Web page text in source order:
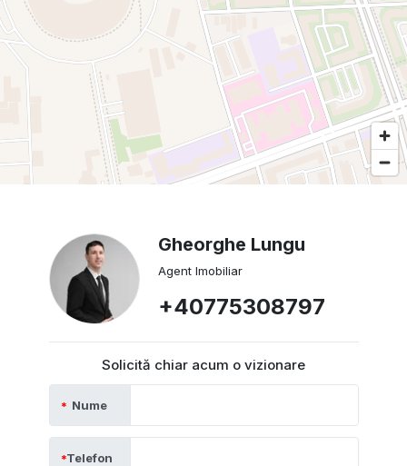
Gheorghe Lungu
Agent Imobiliar
+40775308797
Solicită chiar acum o vizionare
Nume
Telefon